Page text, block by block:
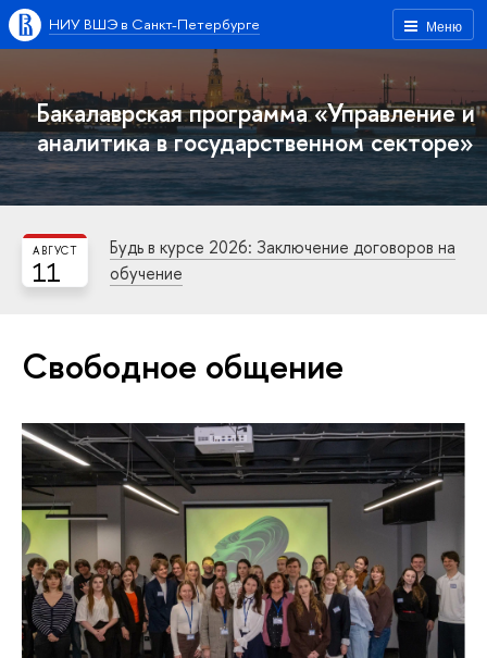
Меню
НИУ ВШЭ в Санкт-Петербурге
Бакалаврская программа «Управление и
аналитика в государственном секторе»
11
АВГУСТ
Будь в курсе 2026: Заключение договоров на
обучение
Свободное общение